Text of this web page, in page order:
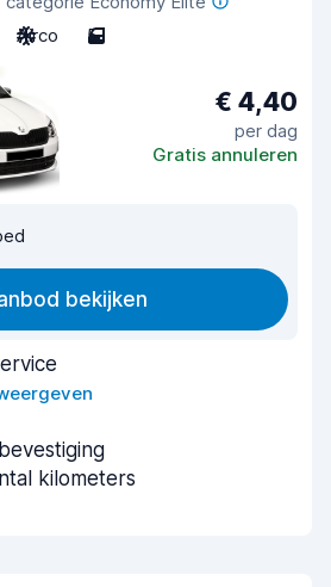
Airco 5
€ 4,40
per dag
Gratis annuleren
bekijken
kilometers